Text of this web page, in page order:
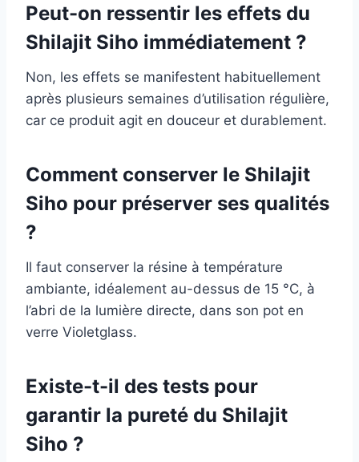
Peut-on ressentir les effets du
Shilajit Siho immédiatement ?
Non, les effets se manifestent habituellement
après plusieurs semaines d’utilisation régulière,
car ce produit agit en douceur et durablement.
Comment conserver le Shilajit
Siho pour préserver ses qualités
?
Il faut conserver la résine à température
ambiante, idéalement au-dessus de 15 °C, à
l’abri de la lumière directe, dans son pot en
verre Violetglass.
Existe-t-il des tests pour
garantir la pureté du Shilajit
Siho ?